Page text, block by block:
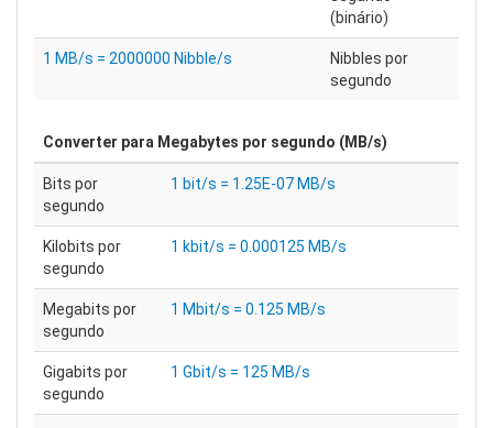
(binário)
1 MB/s = 2000000 Nibble/s
Nibbles por
segundo
Converter para Megabytes por segundo (MB/s)
Bits por
segundo
1 bit/s = 1.25E-07 MB/s
Kilobits por
segundo
1 kbit/s = 0.000125 MB/s
Megabits por
segundo
1 Mbit/s = 0.125 MB/s
Gigabits por
segundo
1 Gbit/s = 125 MB/s